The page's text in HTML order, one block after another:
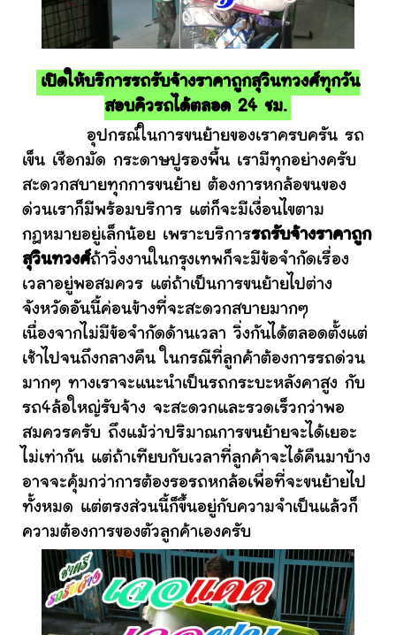
เปิดให้บริการรถรับจ้างราคาถูกสุวินทวงศ์ทุกวัน
สอบคิวรถได้ตลอด 24 ชม.
อุปกรณ์ในการขนย้ายของเราครบครัน รถ
เข็น เชือกมัด กระดาษปูรองพื้น เรามีทุกอย่างครับ
สะดวกสบายทุกการขนย้าย ต้องการหกล้อขนของ
ด่วนเราก็มีพร้อมบริการ แต่ก็จะมีเงื่อนไขตาม
กฎหมายอยู่เล็กน้อย เพราะบริการรถรับจ้างราคาถูก
สุวินทวงศ์ถ้าวิ่งงานในกรุงเทพก็จะมีข้อจำกัดเรื่อง
เวลาอยู่พอสมควร แต่ถ้าเป็นการขนย้ายไปต่าง
จังหวัดอันนี้ค่อนข้างที่จะสะดวกสบายมากๆ
เนื่องจากไม่มีข้อจำกัดด้านเวลา วิ่งกันได้ตลอดตั้งแต่
เช้าไปจนถึงกลางคืน ในกรณีที่ลูกค้าต้องการรถด่วน
มากๆ ทางเราจะแนะนำเป็นรถกระบะหลังคาสูง กับ
รถ4ล้อใหญ่รับจ้าง จะสะดวกและรวดเร็วกว่าพอ
สมควรครับ ถึงแม้ว่าปริมาณการขนย้ายจะได้เยอะ
ไม่เท่ากัน แต่ถ้าเทียบกับเวลาที่ลูกค้าจะได้คืนมาบ้าง
อาจจะคุ้มกว่าการต้องรอรถหกล้อเพื่อที่จะขนย้ายไป
ทั้งหมด แต่ตรงส่วนนี้ก็ขึ้นอยู่กับความจำเป็นแล้วก็
ความต้องการของตัวลูกค้าเองครับ